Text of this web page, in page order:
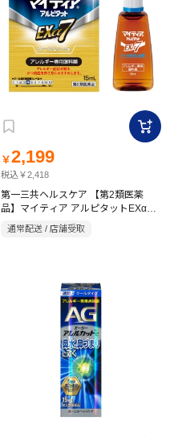
￥2,199
税込￥2,418
第一三共ヘルスケア 【第2類医薬
品】マイティア アルピタットEXα7
通常配送 / 店舗受取